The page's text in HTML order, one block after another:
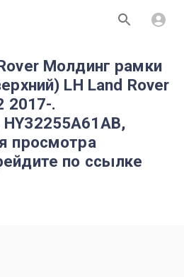
Молдинг рамки
LH Land Rover
2017-.
просмотра
по ссылке